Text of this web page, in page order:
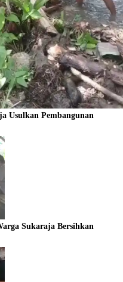
Usulkan Pembangunan
Sukaraja Bersihkan